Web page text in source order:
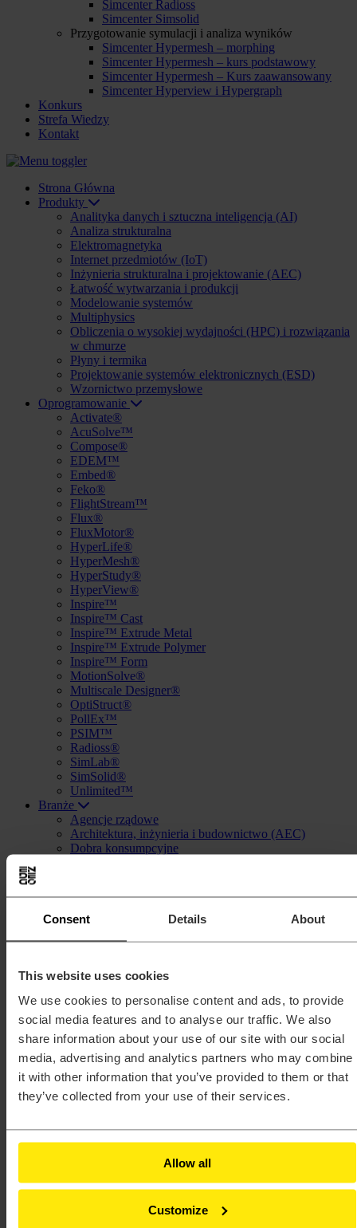
Consent Details About
This website uses cookies
We use cookies to personalise content and ads, to provide
social media features and to analyse our traffic. We also
share information about your use of our site with our social
media, advertising and analytics partners who may combine
it with other information that you’ve provided to them or that
they’ve collected from your use of their services.
Allow all
Customize
Simcenter Radioss
Simcenter Simsolid
Przygotowanie symulacji i analiza wyników
Simcenter Hypermesh – morphing
Simcenter Hypermesh – kurs podstawowy
Simcenter Hypermesh – Kurs zaawansowany
Simcenter Hyperview i Hypergraph
Konkurs
Strefa Wiedzy
Kontakt
Strona Główna
Produkty
Analityka danych i sztuczna inteligencja (AI)
Analiza strukturalna
Elektromagnetyka
Internet przedmiotów (IoT)
Inżynieria strukturalna i projektowanie (AEC)
Łatwość wytwarzania i produkcji
Modelowanie systemów
Multiphysics
Obliczenia o wysokiej wydajności (HPC) i rozwiązania
w chmurze
Płyny i termika
Projektowanie systemów elektronicznych (ESD)
Wzornictwo przemysłowe
Oprogramowanie
Activate®
AcuSolve™
Compose®
EDEM™
Embed®
Feko®
FlightStream™
Flux®
FluxMotor®
HyperLife®
HyperMesh®
HyperStudy®
HyperView®
Inspire™
Inspire™ Cast
Inspire™ Extrude Metal
Inspire™ Extrude Polymer
Inspire™ Form
MotionSolve®
Multiscale Designer®
OptiStruct®
PollEx™
PSIM™
Radioss®
SimLab®
SimSolid®
Unlimited™
Branże
Agencje rządowe
Architektura, inżynieria i budownictwo (AEC)
Dobra konsumpcyjne
Maszyny przemysłowe
Półprzewodniki
Przemysł morski
Sprzęt ciężki
Ubezpieczenia
Usługi finansowe
Szkolenia
Analizy elektromagentyczne
Simcenter Feko – Feko Antenna Advanced
Simcenter Feko – Introduction
Simcenter Flux – Electromechanical Devices
Simcenter Flux – Introduction
Analizy strukturalne, termiczne oraz mechanika płynów
Simcenter FlightStream